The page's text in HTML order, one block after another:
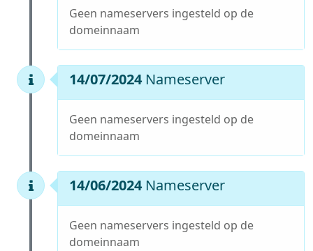
Geen nameservers ingesteld op de
domeinnaam
14/07/2024 Nameserver
Geen nameservers ingesteld op de
domeinnaam
14/06/2024 Nameserver
Geen nameservers ingesteld op de
domeinnaam